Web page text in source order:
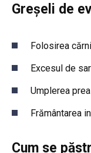
Greșeli de
Folosirea
Excesul de
Umplerea
Frământarea
Cum se